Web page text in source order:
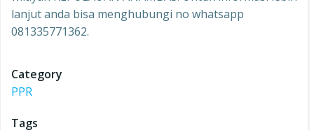
lanjut anda bisa menghubungi no whatsapp
081335771362.
Category
PPR
Tags